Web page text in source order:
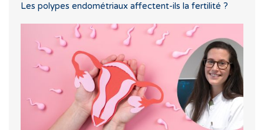
Les polypes endométriaux affectent-ils la fertilité ?